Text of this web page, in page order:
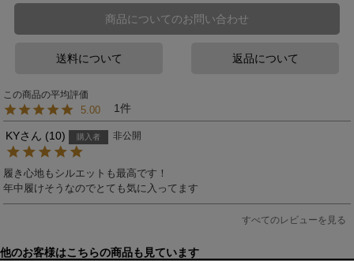
商品についてのお問い合わせ
送料について 返品について
5.00 1
KY 10 購入者 非公開
履き心地もシルエットも最高です！
年中履けそうなのでとても気に入ってます
すべてのレビューを見る
他のお客様はこちらの商品も見ています